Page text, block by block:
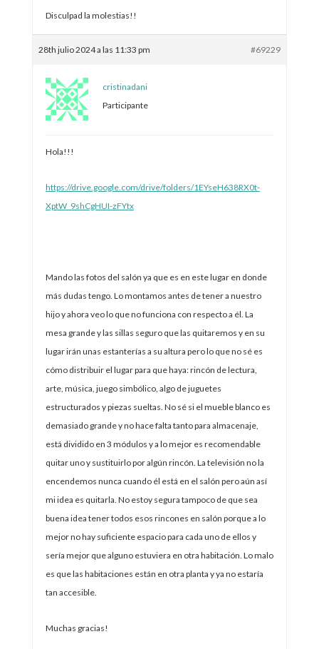
Disculpad la molestias!!
28th julio 2024 a las 11:33 pm #69229
cristinadani
Participante
Hola!!!
https://drive.google.com/drive/folders/1EYseH638RX0t-
XptW_9shCgHUI-zFYtx
Mando las fotos del salón ya que es en este lugar en donde
más dudas tengo. Lo montamos antes de tener a nuestro
hijo y ahora veo lo que no funciona con respecto a él. La
mesa grande y las sillas seguro que las quitaremos y en su
lugar irán unas estanterías a su altura pero lo que no sé es
cómo distribuir el lugar para que haya: rincón de lectura,
arte, música, juego simbólico, algo de juguetes
estructurados y piezas sueltas. No sé si el mueble blanco es
demasiado grande y no hace falta tanto para almacenaje,
está dividido en 3 módulos y a lo mejor es recomendable
quitar uno y sustituirlo por algún rincón. La televisión no la
encendemos nunca cuando él está en el salón pero aún así
mi idea es quitarla. No estoy segura tampoco de que sea
buena idea tener todos esos rincones en salón porque a lo
mejor no hay suficiente espacio para cada uno de ellos y
sería mejor que alguno estuviera en otra habitación. Lo malo
es que las habitaciones están en otra planta y ya no estaría
tan accesible.
Muchas gracias!